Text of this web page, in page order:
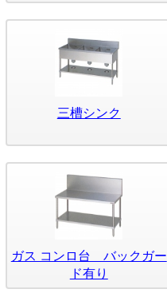
三槽シンク
ガス コンロ台 バックガー
ド有り